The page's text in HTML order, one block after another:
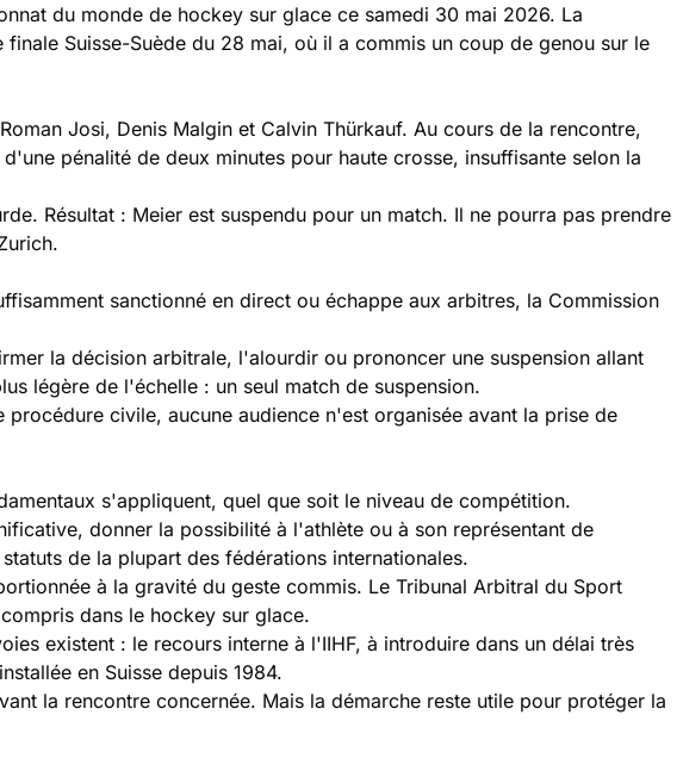
du monde de hockey sur glace ce samedi 30 mai 2026. La
Suisse-Suède du 28 mai, où il a commis un coup de genou sur le
Josi, Denis Malgin et Calvin Thürkauf. Au cours de la rencontre,
pénalité de deux minutes pour haute crosse, insuffisante selon la
Résultat : Meier est suspendu pour un match. Il ne pourra pas prendre
sanctionné en direct ou échappe aux arbitres, la Commission
la décision arbitrale, l'alourdir ou prononcer une suspension allant
légère de l'échelle : un seul match de suspension.
civile, aucune audience n'est organisée avant la prise de
s'appliquent, quel que soit le niveau de compétition.
donner la possibilité à l'athlète ou à son représentant de
de la plupart des fédérations internationales.
à la gravité du geste commis. Le Tribunal Arbitral du Sport
dans le hockey sur glace.
existent : le recours interne à l'IIHF, à introduire dans un délai très
en Suisse depuis 1984.
la rencontre concernée. Mais la démarche reste utile pour protéger la